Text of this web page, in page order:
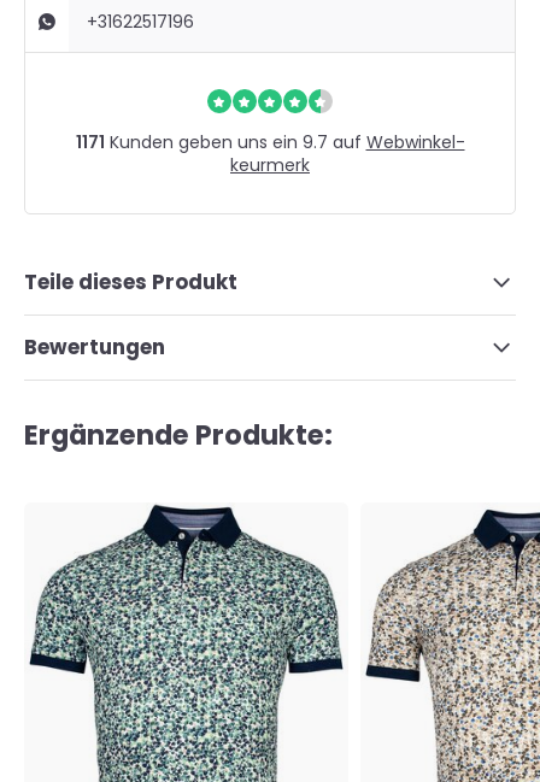
+31622517196
1171 Kunden geben uns ein 9.7 auf Webwinkel-
keurmerk
Teile dieses Produkt
Bewertungen
Ergänzende Produkte: